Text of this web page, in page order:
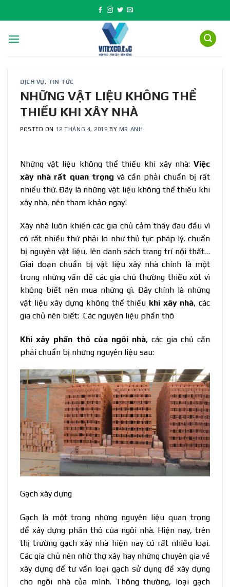
to
DỊCH VỤ, TIN TỨC
NHỮNG VẬT LIỆU KHÔNG THỂ
THIẾU KHI XÂY NHÀ
POSTED ON 12 THÁNG 4, 2019 BY MR ANH
Những vật liệu không thể thiếu khi xây nhà: Việc
xây nhà rất quan trọng và cần phải chuẩn bị rất
nhiều thứ. Đây là những vật liệu không thể thiếu khi
xây nhà, nên tham khảo ngay!
Xây nhà luôn khiến các gia chủ cảm thấy đau đầu vì
có rất nhiều thứ phải lo như thủ tục pháp lý, chuẩn
bị nguyên vật liệu, lên danh sách trang trí nội thất…
Giai đoạn chuẩn bị vật liệu xây nhà chính là một
trong những vấn đề các gia chủ thường thiếu xót vì
không biết nên mua những gì. Đây chính là những
vật liệu xây dựng không thể thiếu khi xây nhà, các
gia chủ nên biết: Các nguyên liệu phần thô
Khi xây phần thô của ngôi nhà, các gia chủ cần
phải chuẩn bị những nguyên liệu sau:
Gạch xây dựng
Gạch là một trong những nguyên liệu quan trọng
để xây dựng phần thô của ngôi nhà. Hiện nay, trên
thị trường gạch xây nhà hiện nay có rất nhiều loại.
Các gia chủ nên nhờ thợ xây hay những chuyên gia về
xây dựng để tư vấn loại gạch sử dụng để xây dựng
cho ngôi nhà của mình. Thông thường, loại gạch